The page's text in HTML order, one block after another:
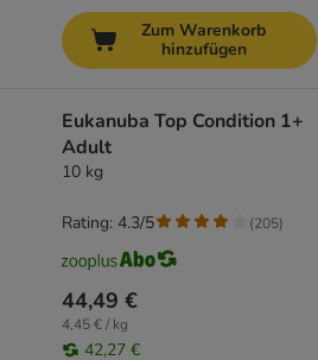
Zum Warenkorb
hinzufügen
Eukanuba Top Condition 1+
Adult
10 kg
44,49 €
4,45 € / kg
42,27 €
Rating: 4.3/5 (205)